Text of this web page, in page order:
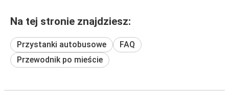
Na tej stronie znajdziesz:
Przystanki autobusowe
FAQ
Przewodnik po mieście